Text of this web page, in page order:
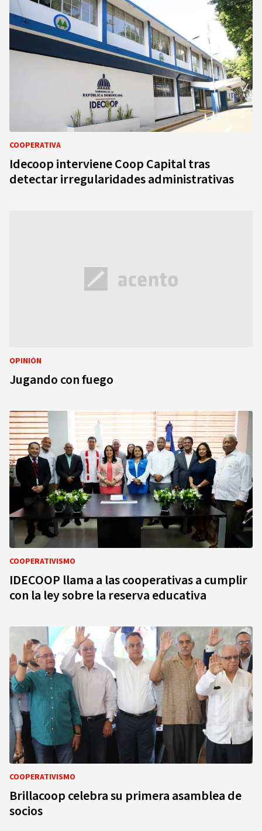
COOPERATIVA
Idecoop interviene Coop Capital tras
detectar irregularidades administrativas
OPINIÓN
Jugando con fuego
COOPERATIVISMO
IDECOOP llama a las cooperativas a cumplir
con la ley sobre la reserva educativa
COOPERATIVISMO
Brillacoop celebra su primera asamblea de
socios